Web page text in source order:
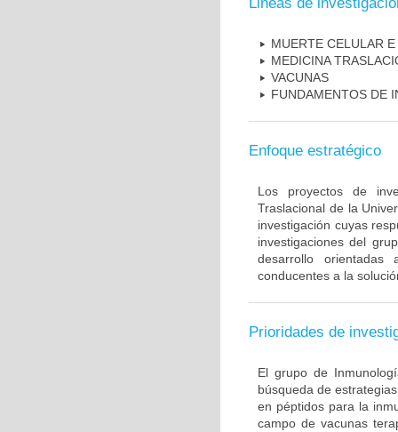
MUERTE CELULAR
MEDICINA
VACUNAS
FUNDAMENTOS DE
Enfoque estratégico
Los proyectos de
Traslacional de la
investigación cuyas
investigaciones del
desarrollo
conducentes a la
Prioridades de
El grupo de
búsqueda de
en péptidos para la
campo de vacunas